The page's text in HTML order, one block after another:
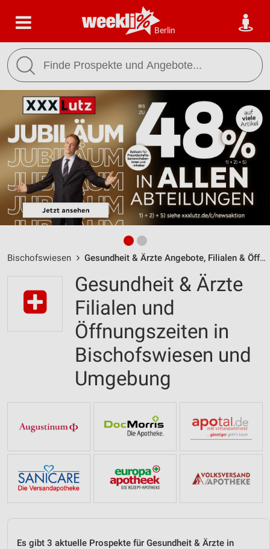
Berlin
Bischofswiesen Gesundheit & Ärzte Angebote, Filialen & Öffnungszeiten
Gesundheit & Ärzte
Filialen und
Öffnungszeiten in
Bischofswiesen und
Umgebung
Es gibt 3 aktuelle Prospekte für Gesundheit & Ärzte in